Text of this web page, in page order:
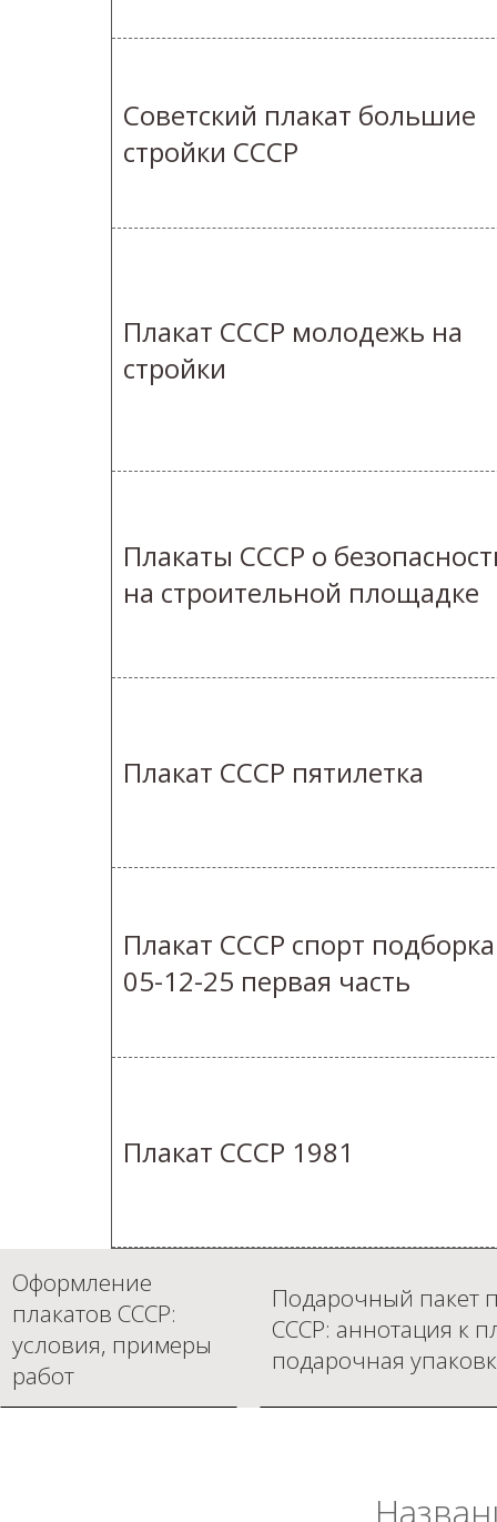
Советский плакат большие
стройки СССР
Плакат СССР молодежь на
стройки
Плакаты СССР о
на строительной площадке
Плакат СССР пятилетка
Плакат СССР спорт подборка
05-12-25 первая часть
Плакат СССР 1981
Оформление
плакатов СССР:
условия, примеры
работ
Подарочный пакет
СССР: аннотация к
подарочная